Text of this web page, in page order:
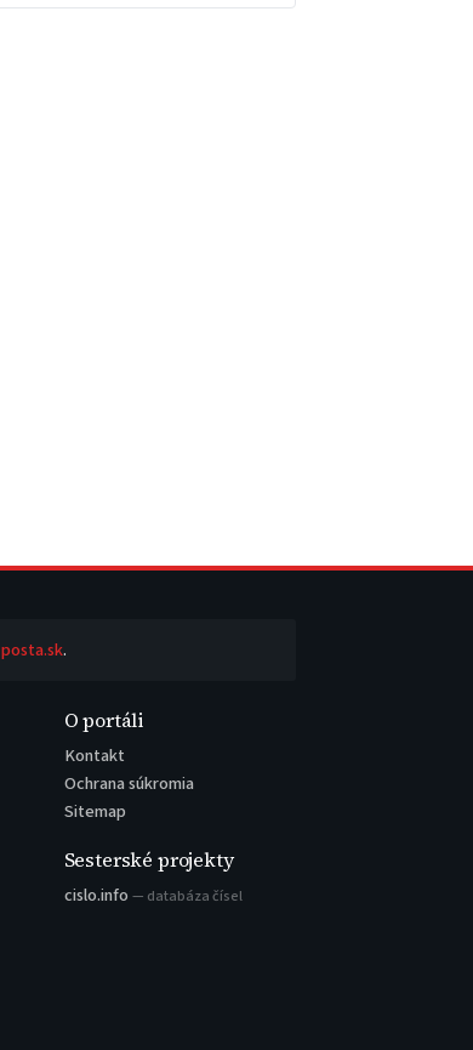
posta.sk.
O portáli
Kontakt
Ochrana súkromia
Sitemap
Sesterské projekty
cislo.info — databáza čísel